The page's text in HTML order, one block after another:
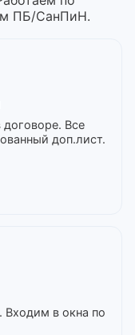
ПБ/СанПиН.
договоре. Все
доп.лист.
Входим в окна по